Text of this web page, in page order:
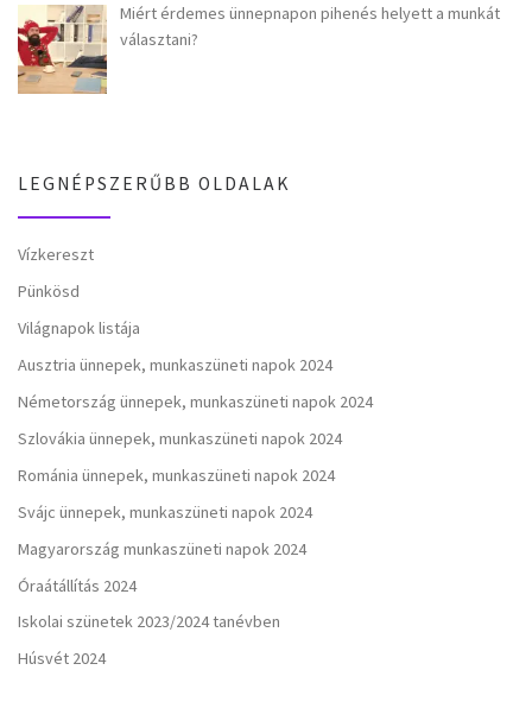
Miért érdemes ünnepnapon pihenés helyett a munkát
választani?
LEGNÉPSZERŰBB OLDALAK
Vízkereszt
Pünkösd
Világnapok listája
Ausztria ünnepek, munkaszüneti napok 2024
Németország ünnepek, munkaszüneti napok 2024
Szlovákia ünnepek, munkaszüneti napok 2024
Románia ünnepek, munkaszüneti napok 2024
Svájc ünnepek, munkaszüneti napok 2024
Magyarország munkaszüneti napok 2024
Óraátállítás 2024
Iskolai szünetek 2023/2024 tanévben
Húsvét 2024